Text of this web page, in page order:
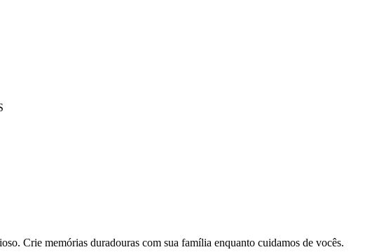
Crie memórias duradouras com sua família enquanto cuidamos de vocês.